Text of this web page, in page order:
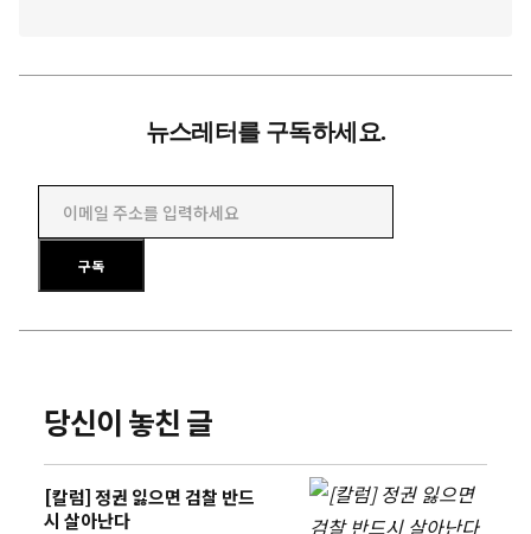
뉴스레터를 구독하세요.
이메일 주소를 입력하세요
구독
당신이 놓친 글
[칼럼] 정권 잃으면 검찰 반드
시 살아난다